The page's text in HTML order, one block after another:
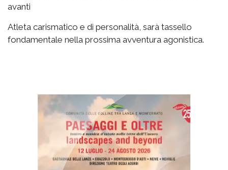
avanti
Atleta carismatico e di personalità, sarà tassello
fondamentale nella prossima avventura agonistica.